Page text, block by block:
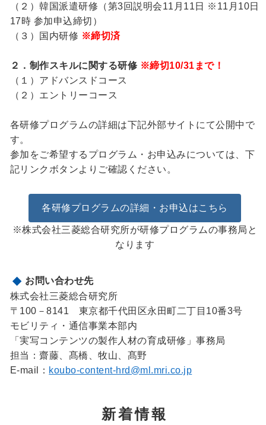
（２）韓国派遣研修（第3回説明会11月11日 ※11月10日
17時 参加申込締切）
（３）国内研修 ※締切済
２．制作スキルに関する研修 ※締切10/31まで！
（１）アドバンスドコース
（２）エントリーコース
各研修プログラムの詳細は下記外部サイトにて公開中で
す。
参加をご希望するプログラム・お申込みについては、下
記リンクボタンよりご確認ください。
各研修プログラムの詳細・お申込はこちら
※株式会社三菱総合研究所が研修プログラムの事務局と
なります
お問い合わせ先
株式会社三菱総合研究所
〒100－8141 東京都千代田区永田町二丁目10番3号
モビリティ・通信事業本部内
「実写コンテンツの製作人材の育成研修」事務局
担当：齋藤、髙橋、牧山、髙野
E-mail： koubo-content-hrd@ml.mri.co.jp
新着情報